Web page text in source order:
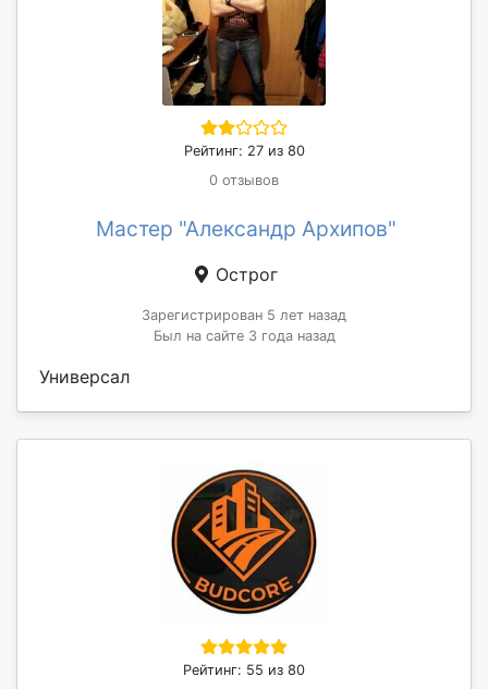
Рейтинг: 27 из 80
0 отзывов
Мастер "Александр Архипов"
Острог
Зарегистрирован 5 лет назад
Был на сайте 3 года назад
Универсал
Рейтинг: 55 из 80